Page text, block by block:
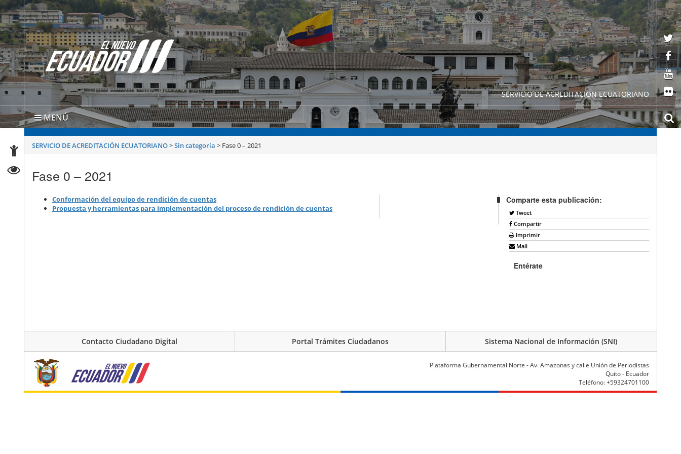
SERVICIO DE ACREDITACION ECUATORIANO
MENÚ
SERVICIO DE ACREDITACIÓN ECUATORIANO>Sin categoría > Fase 0 – 2021
Fase 0 – 2021
Conformación del equipo de rendición de cuentas
Propuesta y herramientas para implementación del proceso de rendición de cuentas
Comparte esta publicación:
Tweet
Compartir
Imprimir
Mail
Entérate
Contacto Ciudadano Digital Portal Trámites Ciudadanos Sistema Nacional de Información (SNI)
Plataforma Gubernamental Norte - Av. Amazonas y calle Unión de Periodistas
Quito - Ecuador
Teléfono: +59324701100